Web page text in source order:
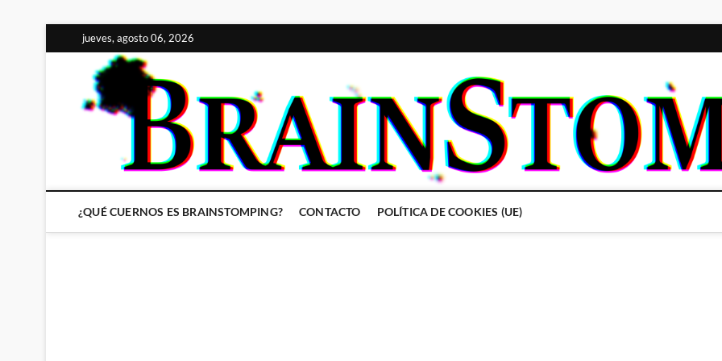
al
contenido
jueves, agosto 06, 2026
¿QUÉ CUERNOS ES BRAINSTOMPING? CONTACTO POLÍTICA DE COOKIES (UE)